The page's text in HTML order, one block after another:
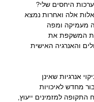
היחסים שלי?
אלה ואחרות נמצא
מעמיקה ומפה
המשקפת את
והאנרגיה האישית
אנרגיות שאינן
מחדש לאיכויות
התקופה למזמינים ייעוץ,